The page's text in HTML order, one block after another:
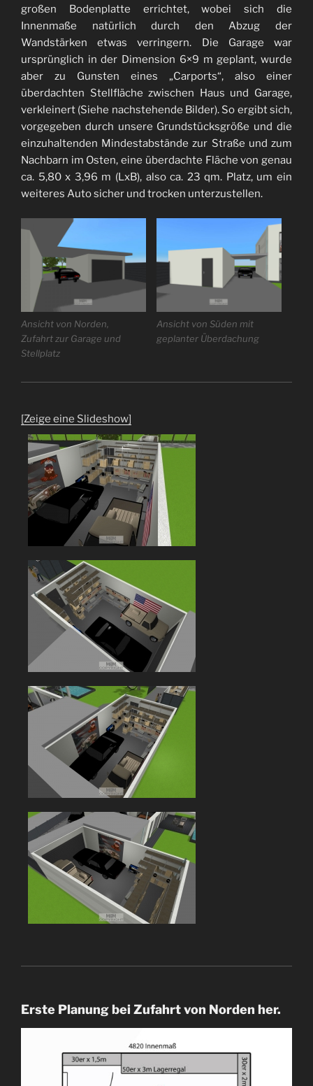
großen Bodenplatte errichtet, wobei sich die
Innenmaße natürlich durch den Abzug der
Wandstärken etwas verringern. Die Garage war
ursprünglich in der Dimension 6×9 m geplant, wurde
aber zu Gunsten eines „Carports“, also einer
überdachten Stellfläche zwischen Haus und Garage,
verkleinert (Siehe nachstehende Bilder). So ergibt sich,
vorgegeben durch unsere Grundstücksgröße und die
einzuhaltenden Mindestabstände zur Straße und zum
Nachbarn im Osten, eine überdachte Fläche von genau
ca. 5,80 x 3,96 m (LxB), also ca. 23 qm. Platz, um ein
weiteres Auto sicher und trocken unterzustellen.
Ansicht von Norden,
Zufahrt zur Garage und
Stellplatz
Ansicht von Süden mit
geplanter Überdachung
[Zeige eine Slideshow]
Erste Planung bei Zufahrt von Norden her.